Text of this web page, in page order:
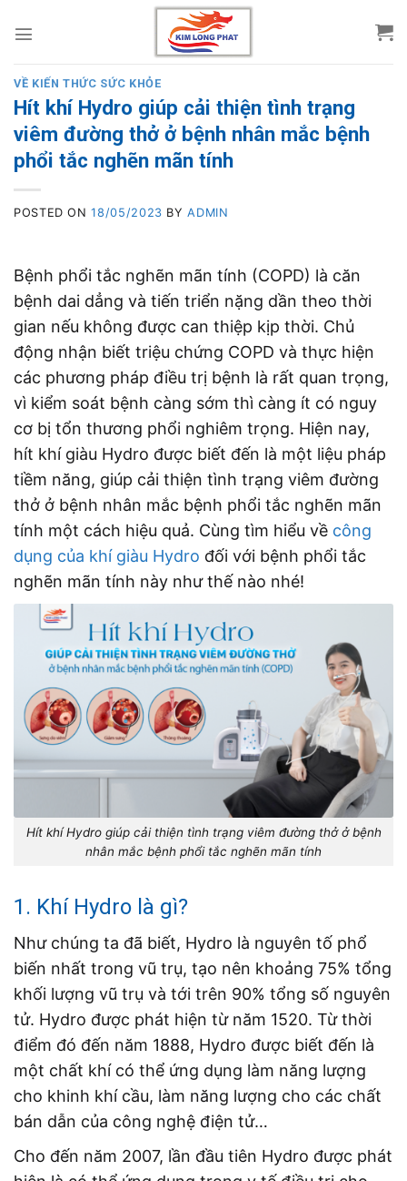
VỀ KIẾN THỨC SỨC KHỎE
Hít khí Hydro giúp cải thiện tình trạng
viêm đường thở ở bệnh nhân mắc bệnh
phổi tắc nghẽn mãn tính
POSTED ON18/05/2023 BYADMIN
Bệnh phổi tắc nghẽn mãn tính (COPD) là căn
bệnh dai dẳng và tiến triển nặng dần theo thời
gian nếu không được can thiệp kịp thời. Chủ
động nhận biết triệu chứng COPD và thực hiện
các phương pháp điều trị bệnh là rất quan trọng,
vì kiểm soát bệnh càng sớm thì càng ít có nguy
cơ bị tổn thương phổi nghiêm trọng. Hiện nay,
hít khí giàu Hydro được biết đến là một liệu pháp
tiềm năng, giúp cải thiện tình trạng viêm đường
thở ở bệnh nhân mắc bệnh phổi tắc nghẽn mãn
tính một cách hiệu quả. Cùng tìm hiểu về công
dụng của khí giàu Hydro đối với bệnh phổi tắc
nghẽn mãn tính này như thế nào nhé!
Hít khí Hydro giúp cải thiện tình trạng viêm đường thở ở bệnh
nhân mắc bệnh phổi tắc nghẽn mãn tính
1. Khí Hydro là gì?
Như chúng ta đã biết, Hydro là nguyên tố phổ
biến nhất trong vũ trụ, tạo nên khoảng 75% tổng
khối lượng vũ trụ và tới trên 90% tổng số nguyên
tử. Hydro được phát hiện từ năm 1520. Từ thời
điểm đó đến năm 1888, Hydro được biết đến là
một chất khí có thể ứng dụng làm năng lượng
cho khinh khí cầu, làm năng lượng cho các chất
bán dẫn của công nghệ điện tử…
Cho đến năm 2007, lần đầu tiên Hydro được phát